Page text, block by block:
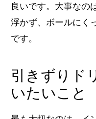
良いです。大事なの
浮かず、ボールにく
です。
引きずりド
いたいこと